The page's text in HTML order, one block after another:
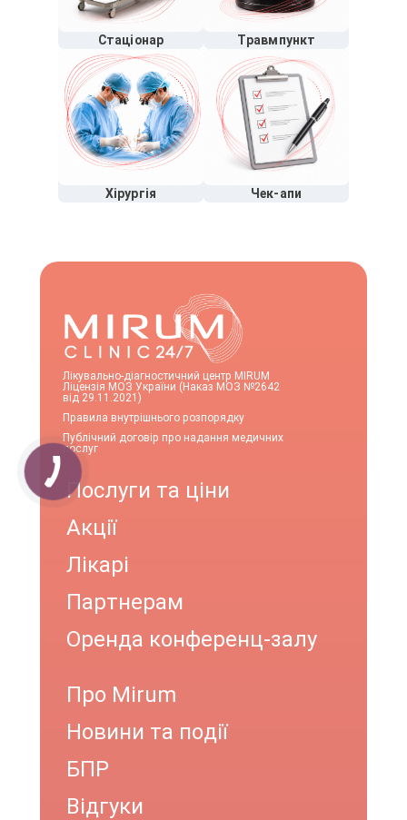
Стаціонар Травмпункт
Хірургія Чек-апи
Лікувально-діагностичний центр MIRUM
Ліцензія МОЗ України (Наказ МОЗ №2642
від 29.11.2021)
Правила внутрішнього розпорядку
Публічний договір про надання медичних
послуг
Послуги та ціни
Акції
Лікарі
Партнерам
Оренда конференц-залу
Про Mirum
Новини та події
БПР
Відгуки